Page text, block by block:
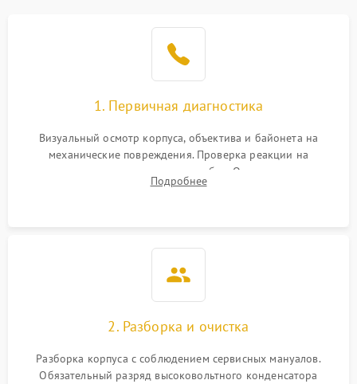
1. Первичная диагностика
Визуальный осмотр корпуса, объектива и байонета на
механические повреждения. Проверка реакции на
включение, считывание кодов ошибок. Оценка состояния
матрицы и затвора, проверка работы автофокуса и вспышки.
Подробнее
2. Разборка и очистка
Разборка корпуса с соблюдением сервисных мануалов.
Обязательный разряд высоковольтного конденсатора